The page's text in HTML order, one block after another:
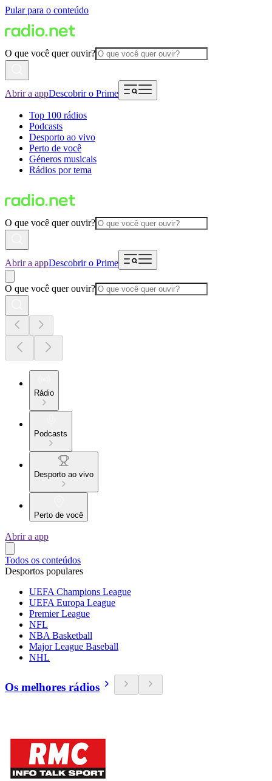
Pular para o conteúdo
O que você quer ouvir?
Abrir a appDescobrir o Prime
Top 100 rádios
Podcasts
Desporto ao vivo
Perto de você
Géneros musicais
Rádios por tema
O que você quer ouvir?
Abrir a appDescobrir o Prime
O que você quer ouvir?
Rádio
Podcasts
Desporto ao vivo
Perto de você
Abrir a app
Todos os conteúdos
Desportos populares
UEFA Champions League
UEFA Europa League
Premier League
NFL
NBA Basketball
Major League Baseball
NHL
Os melhores rádios